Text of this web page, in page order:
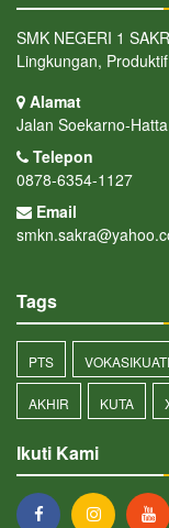
SMK NEGERI 1
Lingkungan,
Alamat
Jalan Soekarno-
Telepon
0878-6354-1127
Email
Tags
PTS
AKHIR KUTA
Ikuti Kami